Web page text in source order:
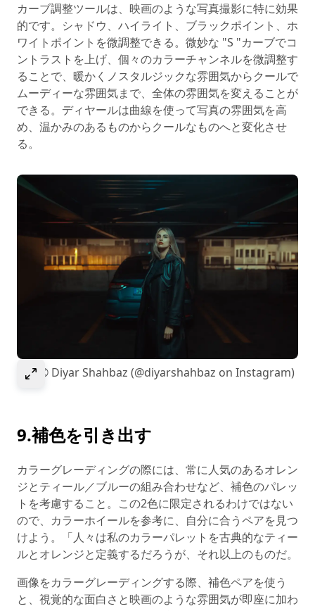
カーブ調整ツールは、映画のような写真撮影に特に効果
的です。シャドウ、ハイライト、ブラックポイント、ホ
ワイトポイントを微調整できる。微妙な "S "カーブでコ
ントラストを上げ、個々のカラーチャンネルを微調整す
ることで、暖かくノスタルジックな雰囲気からクールで
ムーディーな雰囲気まで、全体の雰囲気を変えることが
できる。ディヤールは曲線を使って写真の雰囲気を高
め、温かみのあるものからクールなものへと変化させ
る。
Select to expand image
画像© Diyar Shahbaz (@diyarshahbaz on Instagram)
9.補色を引き出す
カラーグレーディングの際には、常に人気のあるオレン
ジとティール／ブルーの組み合わせなど、補色のパレッ
トを考慮すること。この2色に限定されるわけではない
ので、カラーホイールを参考に、自分に合うペアを見つ
けよう。「人々は私のカラーパレットを古典的なティー
ルとオレンジと定義するだろうが、それ以上のものだ。
画像をカラーグレーディングする際、補色ペアを使う
と、視覚的な面白さと映画のような雰囲気が即座に加わ